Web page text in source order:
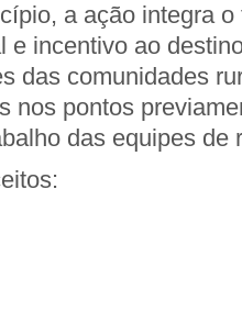
a ação integra
e incentivo ao
das comunidades
nos pontos
das equipes de